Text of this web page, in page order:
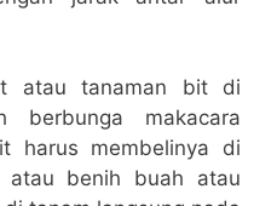
atau tanaman bit di
berbunga makacara
harus membelinya di
atau benih buah atau